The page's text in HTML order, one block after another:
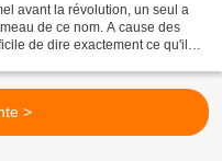
avant la révolution, un seul a
de ce nom. A cause des
de dire exactement ce qu'il
>